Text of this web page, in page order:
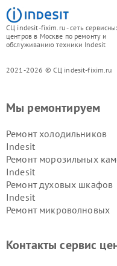
СЦ indesit-fixim.ru - сеть
центров в Москве по ремонту и
обслуживанию техники Indesit
2021-2026 © СЦ indesit-fixim.ru
Мы ремонтируем
Ремонт холодильников
Indesit
Ремонт морозильных
Indesit
Ремонт духовых шкафов
Indesit
Ремонт микроволновых
Indesit
Контакты сервис